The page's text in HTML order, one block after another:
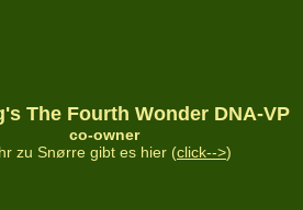
The Fourth Wonder DNA-VP
co-owner
zu Snørre gibt es hier (click-->)